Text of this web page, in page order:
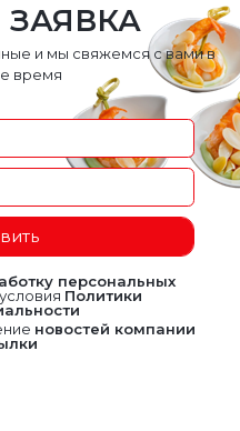
и мы свяжемся с вами в
время
персональных
Политики
новостей компании